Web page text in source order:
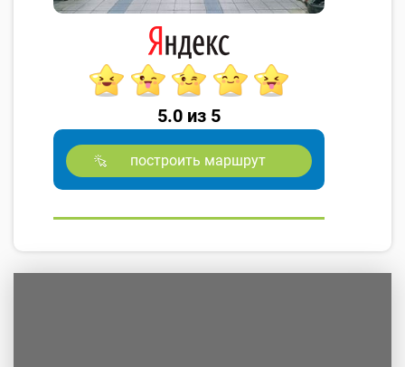
5.0 из 5
построить маршрут